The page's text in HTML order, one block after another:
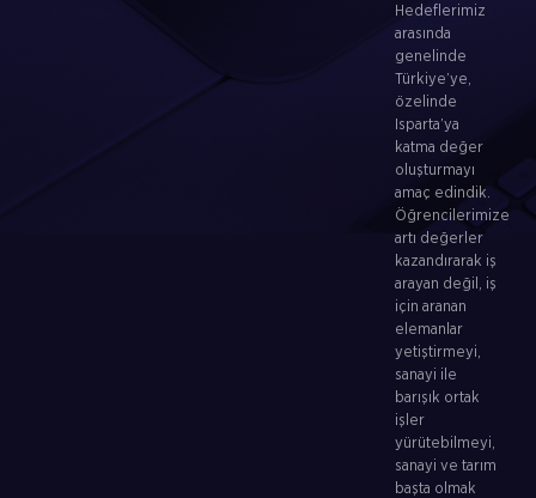
Hedeflerimiz
arasında
genelinde
Türkiye’ye,
özelinde
Isparta’ya
katma değer
oluşturmayı
amaç edindik.
Öğrencilerimize
artı değerler
kazandırarak iş
arayan değil, iş
için aranan
elemanlar
yetiştirmeyi,
sanayi ile
barışık ortak
işler
yürütebilmeyi,
sanayi ve tarım
başta olmak